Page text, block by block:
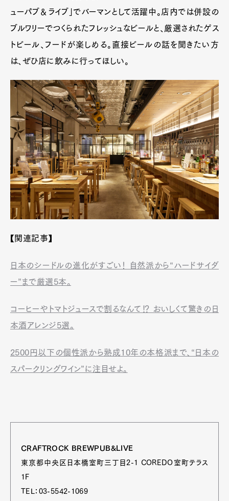
ューパブ＆ライブ」でバーマンとして活躍中。店内では併設の
ブルワリーでつくられたフレッシュなビールと、厳選されたゲス
トビール、フードが楽しめる。直接ビールの話を聞きたい方
は、ぜひ店に飲みに行ってほしい。
【関連記事】
日本のシードルの進化がすごい！ 自然派から“ハードサイダ
ー”まで厳選5本。
コーヒーやトマトジュースで割るなんて⁉ おいしくて驚きの日
本酒アレンジ5選。
2500円以下の個性派から熟成10年の本格派まで、“日本の
スパークリングワイン”に注目せよ。
CRAFTROCK BREWPUB&LIVE
東京都中央区日本橋室町三丁目2-1 COREDO室町テラス
1F
TEL：03-5542-1069